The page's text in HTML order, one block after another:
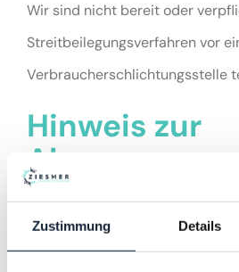
Zustimmung Details
Wir sind nicht bereit oder
Streitbeilegungsverfahren vor
Verbraucherschlichtungsstelle
Hinweis zur
Abgrenzung
Die angebotenen Leistungen
Beratung und Mediation. Es